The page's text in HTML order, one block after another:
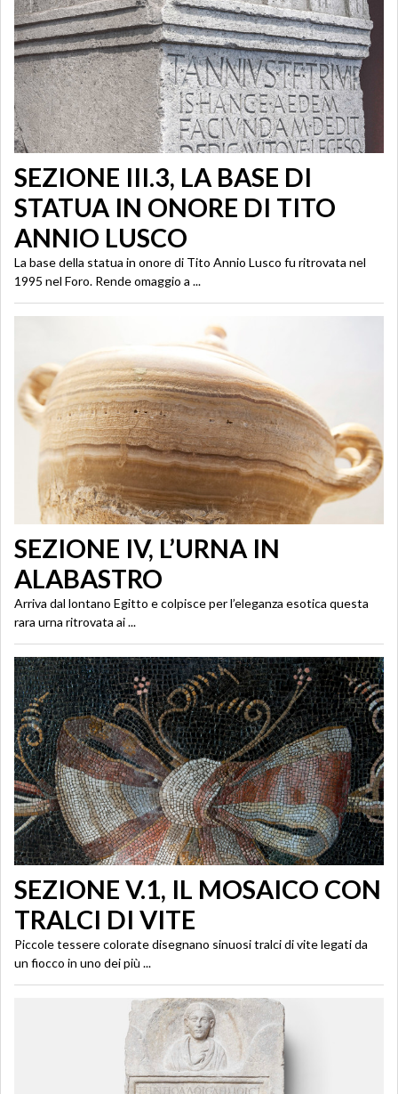
SEZIONE III.3, LA BASE DI
STATUA IN ONORE DI TITO
ANNIO LUSCO
La base della statua in onore di Tito Annio Lusco fu ritrovata nel
1995 nel Foro. Rende omaggio a ...
SEZIONE IV, L’URNA IN
ALABASTRO
Arriva dal lontano Egitto e colpisce per l’eleganza esotica questa
rara urna ritrovata ai ...
SEZIONE V.1, IL MOSAICO CON
TRALCI DI VITE
Piccole tessere colorate disegnano sinuosi tralci di vite legati da
un fiocco in uno dei più ...